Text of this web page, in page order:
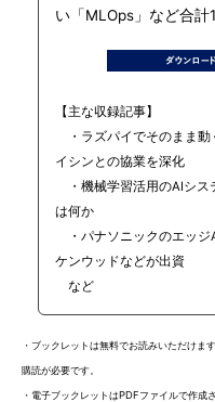
い「MLOps」など合計
【主な収録記事】
・ラズパイでそのまま動
イシンとの協業を深化
・機械学習活用のAIシス
は何か
・パナソニックのエッジ
ケンウッドなどが出資
など
・ブックレットは無料でお読みいただけ
購読が必要です。
・電子ブックレットはPDFファイルで作成